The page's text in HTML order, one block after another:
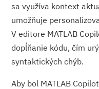
sa využíva kontext
umožňuje
V editore MATLAB
dopĺňanie kódu, čím
syntaktických chýb.
Aby bol MATLAB